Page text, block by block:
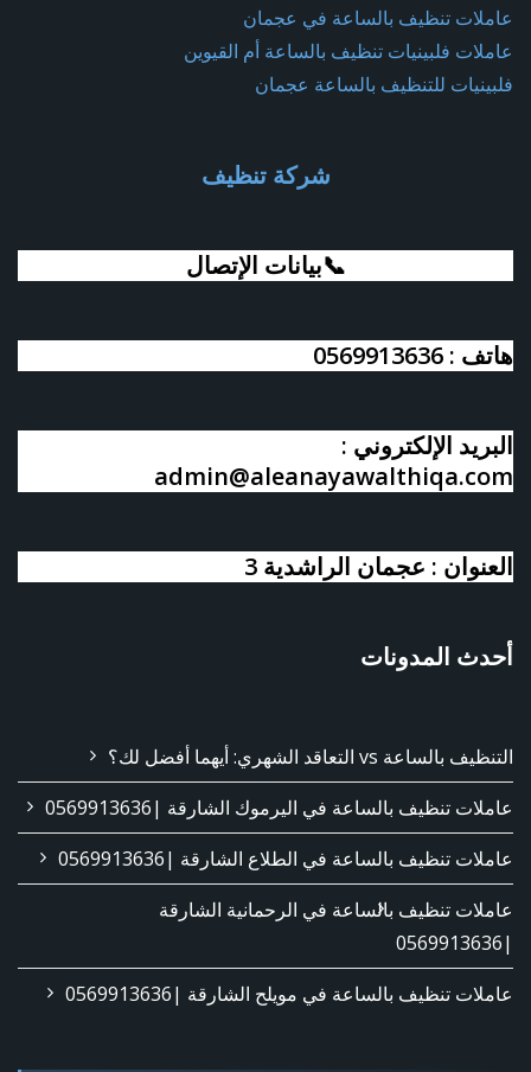
عاملات تنظيف بالساعة في عجمان
عاملات فلبينيات تنظيف بالساعة أم القيوين
فلبينيات للتنظيف بالساعة عجمان
شركة تنظيف
📞بيانات الإتصال
هاتف : 0569913636
البريد الإلكتروني :
admin@aleanayawalthiqa.com
العنوان : عجمان الراشدية 3
أحدث المدونات
التنظيف بالساعة vs التعاقد الشهري: أيهما أفضل لك؟
عاملات تنظيف بالساعة في اليرموك الشارقة |0569913636
عاملات تنظيف بالساعة في الطلاع الشارقة |0569913636
عاملات تنظيف بالساعة في الرحمانية الشارقة
|0569913636
عاملات تنظيف بالساعة في مويلح الشارقة |0569913636